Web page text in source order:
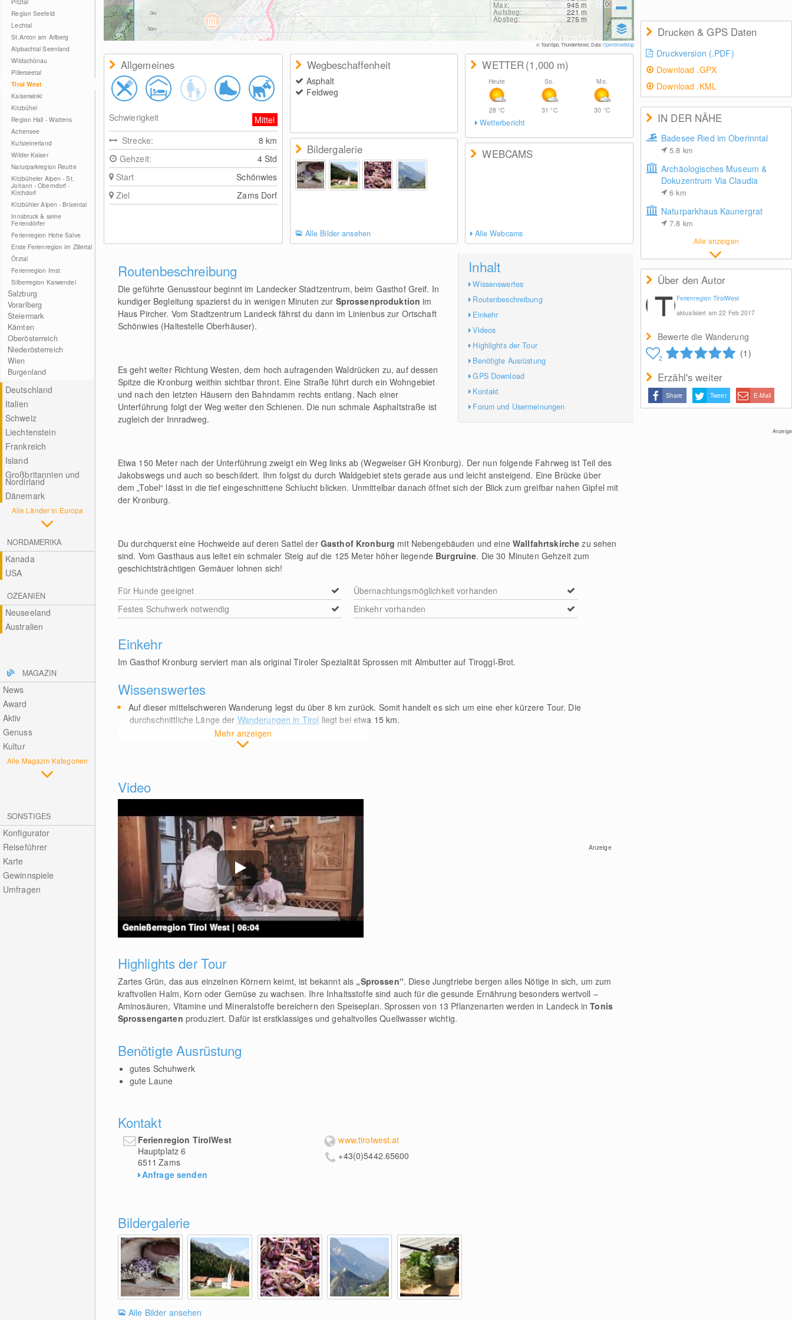
Region Seefeld
Lechtal
St.Anton am Arlberg
Alpbachtal Seenland
Wildschönau
Pillerseetal
Tirol West
Kaiserwinkl
Kitzbühel
Region Hall - Wattens
Achensee
Kufsteinerland
Wilder Kaiser
Naturparkregion Reutte
Kitzbüheler Alpen - St.
Johann - Oberndorf -
Kirchdorf
Kitzbühler Alpen - Brixental
Innsbruck & seine
Feriendörfer
Ferienregion Hohe Salve
Erste Ferienregion im Zillertal
Ötztal
Ferienregion Imst
Silberregion Karwendel
Salzburg
Vorarlberg
Steiermark
Kärnten
Oberösterreich
Niederösterreich
Wien
Burgenland
Deutschland
Italien
Schweiz
Liechtenstein
Frankreich
Island
Großbritannien und
Nordirland
Dänemark
Alle Länder in Europa
NORDAMERIKA
Kanada
USA
OZEANIEN
Neuseeland
Australien
MAGAZIN
News
Award
Aktiv
Genuss
Kultur
Alle Magazin Kategorien
SONSTIGES
Konfigurator
Reiseführer
Karte
Gewinnspiele
Umfragen
-50m
0m
Max: 945m
Aufstieg: 221m
Abstieg: 275m
© TouriSpo, Thunderforest, Data:OpenStreetMap
Drucken & GPS Daten
Druckversion (.PDF)
Download .GPX
Download .KML
IN DER NÄHE
Badesee Ried im Oberinntal
5.8 km
Archäologisches Museum &
Dokuzentrum Via Claudia
6km
Naturparkhaus Kaunergrat
7.8 km
Alle anzeigen
Über den Autor
Ferienregion TirolWest
aktualisiert am 22 Feb 2017
Bewerte die Wanderung
2 (1)
Erzähl's weiter
Share Tweet E-Mail
Anzeige
Allgemeines
Schwierigkeit
Mittel
Strecke:
8km
Gehzeit:
4 Std
Start
Schönwies
Ziel
Zams Dorf
Wegbeschaffenheit
Asphalt
Feldweg
Bildergalerie
Alle Bilder ansehen
WETTER(1,000 m)
Heute
28°C
So.
31°C
Mo.
30 °C
Wetterbericht
WEBCAMS
Alle Webcams
Inhalt
Wissenswertes
Routenbeschreibung
Einkehr
Videos
Highlights der Tour
Benötigte Ausrüstung
GPS Download
Kontakt
Forum und Usermeinungen
Routenbeschreibung
Die geführte Genusstour beginnt im Landecker Stadtzentrum, beim Gasthof Greif. In
kundiger Begleitung spazierst du in wenigen Minuten zur Sprossenproduktion im
Haus Pircher. Vom Stadtzentrum Landeck fährst du dann im Linienbus zur Ortschaft
Schönwies (Haltestelle Oberhäuser).
Es geht weiter Richtung Westen, dem hoch aufragenden Waldrücken zu, auf dessen
Spitze die Kronburg weithin sichtbar thront. Eine Straße führt durch ein Wohngebiet
und nach den letzten Häusern den Bahndamm rechts entlang. Nach einer
Unterführung folgt der Weg weiter den Schienen. Die nun schmale Asphaltstraße ist
zugleich der Innradweg.
Etwa 150 Meter nach der Unterführung zweigt ein Weg links ab (Wegweiser GH Kronburg). Der nun folgende Fahrweg ist Teil des
Jakobswegs und auch so beschildert. Ihm folgst du durch Waldgebiet stets gerade aus und leicht ansteigend. Eine Brücke über
dem „Tobel“ lässt in die tief eingeschnittene Schlucht blicken. Unmittelbar danach öffnet sich der Blick zum greifbar nahen Gipfel mit
der Kronburg.
Du durchquerst eine Hochweide auf deren Sattel der Gasthof Kronburg mit Nebengebäuden und eineWallfahrtskirche zu sehen
sind. Vom Gasthaus aus leitet ein schmaler Steig auf die 125 Meter höher liegende Burgruine. Die 30 Minuten Gehzeit zum
geschichtsträchtigen Gemäuer lohnen sich!
Für Hunde geeignet
Festes Schuhwerk notwendig
Übernachtungsmöglichkeit vorhanden
Einkehr vorhanden
Einkehr
Im Gasthof Kronburg serviert man als original Tiroler Spezialität Sprossen mit Almbutter auf Tiroggl-Brot.
Wissenswertes
Mehr anzeigen
Auf dieser mittelschweren Wanderung legst du über 8 km zurück. Somit handelt es sich um eine eher kürzere Tour. Die
durchschnittliche Länge der Wanderungen in Tirol liegt bei etwa 15km.
Video
Genießerregion Tirol West | 06:04
Anzeige
Highlights der Tour
Zartes Grün, das aus einzelnen Körnern keimt, ist bekannt als „Sprossen“. Diese Jungtriebe bergen alles Nötige in sich, um zum
kraftvollen Halm, Korn oder Gemüse zu wachsen. Ihre Inhaltsstoffe sind auch für die gesunde Ernährung besonders wertvoll –
Aminosäuren, Vitamine und Mineralstoffe bereichern den Speiseplan. Sprossen von 13 Pflanzenarten werden in Landeck inTonis
Sprossengarten produziert. Dafür ist erstklassiges und gehaltvolles Quellwasser wichtig.
Benötigte Ausrüstung
gutes Schuhwerk
gute Laune
Kontakt
Ferienregion TirolWest
Hauptplatz 6
6511 Zams
Anfrage senden
www.tirolwest.at
+43(0)5442.65600
Bildergalerie
Alle Bilder ansehen